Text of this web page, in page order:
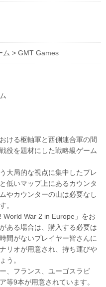
ム > GMT Games
ける枢軸軍と西側連合軍の間
役を題材にした戦略級ゲーム
大局的な視点に集中したプレ
低いマップ上にあるカウンタ
やカウンターの山は必要なし
。
War 2 in Europe」をお
ある場合は、購入する必要は
間がないプレイヤー皆さんに
リオが用意され、持ち運びや
う。
、フランス、ユーゴスラビ
等9本が用意されています。